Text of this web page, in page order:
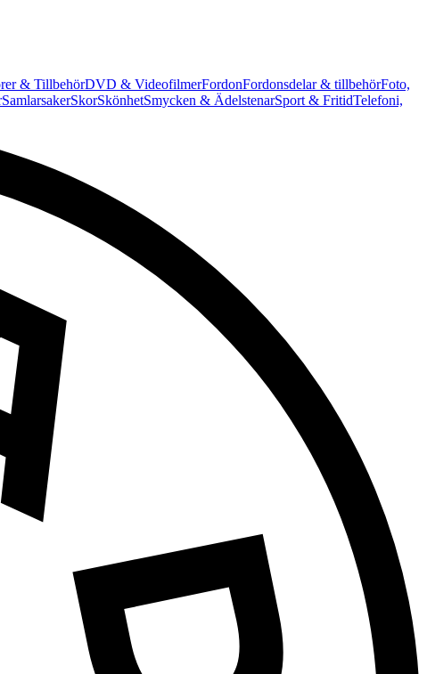
& TillbehörDVD & VideofilmerFordonFordonsdelar & tillbehörFoto,
SamlarsakerSkorSkönhetSmycken & ÄdelstenarSport & FritidTelefoni,